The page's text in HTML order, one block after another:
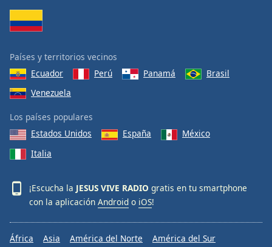
Países y territorios vecinos
Ecuador
Perú Panamá
Brasil
Venezuela
Los países populares
Estados Unidos
España
México
Italia
¡Escucha la JESUS VIVE RADIO gratis en tu smartphone
con la aplicación Android o iOS!
África Asia América del Norte América del Sur